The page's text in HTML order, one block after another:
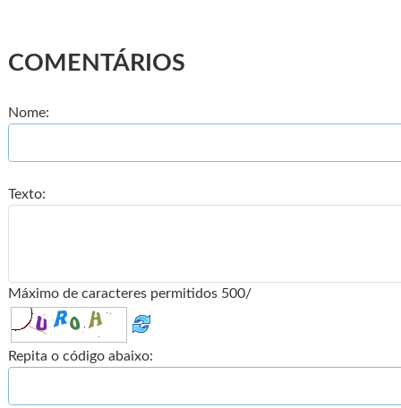
COMENTÁRIOS
Nome:
Texto:
Máximo de caracteres permitidos 500/
Repita o código abaixo: